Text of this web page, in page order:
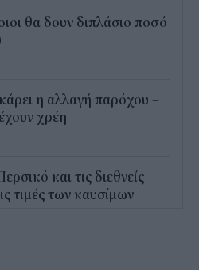
θα δουν διπλάσιο ποσό
η αλλαγή παρόχου –
χρέη
και τις διεθνείς
τιμές των καυσίμων